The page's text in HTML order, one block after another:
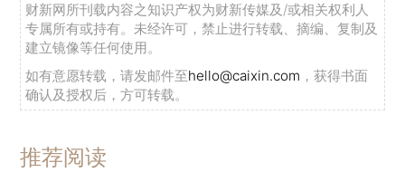
财新网所刊载内容之知识产权为财新传媒及/或相关权利人
专属所有或持有。未经许可，禁止进行转载、摘编、复制及
建立镜像等任何使用。
如有意愿转载，请发邮件至hello@caixin.com ，获得书面
确认及授权后，方可转载。
推荐阅读